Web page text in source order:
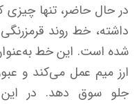
در حال حاضر، تنها
داشته، خط روند
شده است. این خط
ارز میم عمل می‌کند و
جلو سوق دهد. در این